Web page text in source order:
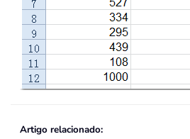
Artigo relacionado: